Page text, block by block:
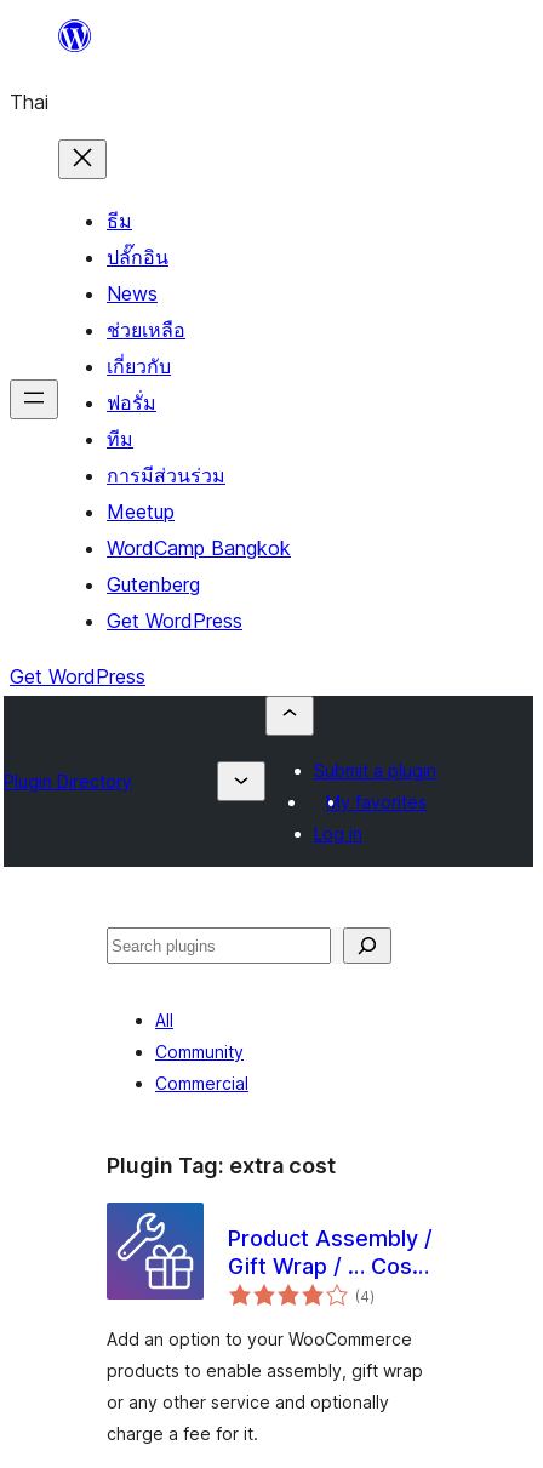
ยัง
เนื้อหา
Thai
ธีม
ปลั๊กอิน
News
ช่วยเหลือ
เกี่ยวกับ
ฟอรั่ม
ทีม
การมีส่วนร่วม
Meetup
WordCamp Bangkok
Gutenberg
Get WordPress
Get WordPress
Plugin Directory
Submit a plugin
My favorites
Log in
ค้นหา
All
Community
Commercial
Plugin Tag: extra cost
Product Assembly /
Gift Wrap / … Cost
for WooCommerce
(4total
ratings
)
Add an option to your WooCommerce
products to enable assembly, gift wrap
or any other service and optionally
charge a fee for it.